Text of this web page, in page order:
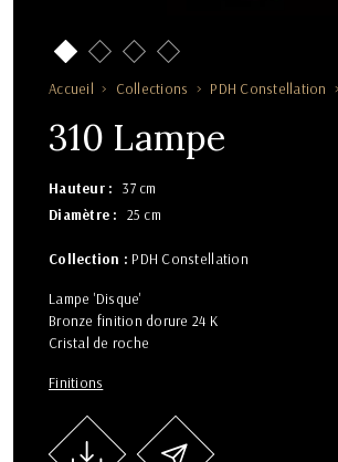
Accueil Collections PDH Constellation
310 Lampe
Hauteur
37 cm
Diamètre
25 cm
Collection : PDH Constellation
Lampe 'Disque'
Bronze finition dorure 24 K
Cristal de roche
Finitions